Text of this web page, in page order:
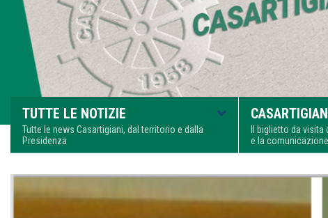
TUTTE LE NOTIZIE
Tutte le news Casartigiani, dal territorio e dalla
Presidenza
Il biglietto da
e la